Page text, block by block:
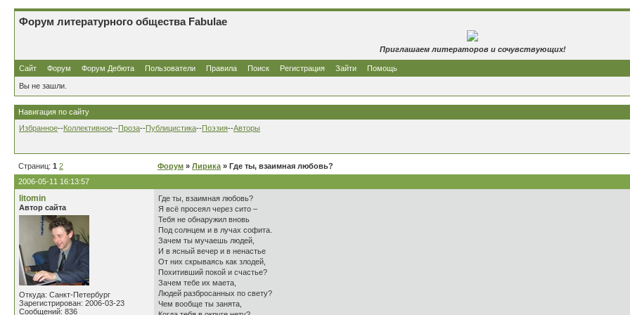
Форум литературного общества Fabulae
Приглашаем литераторов и сочувствующих!
Сайт Форум Форум Дебюта Пользователи Правила Поиск Регистрация Зайти Помощь
Вы не зашли.
Навигация по сайту
Избранное--Коллективное--Проза--Публицистика--Поэзия--Авторы
Страниц: 1 2 Форум » Лирика » Где ты, взаимная любовь?
2006-05-11 16:13:57
litomin
Автор сайта
Откуда: Санкт-Петербург
Зарегистрирован: 2006-03-23
Сообщений: 836
Где ты, взаимная любовь?
Я всё просеял через сито –
Тебя не обнаружил вновь
Под солнцем и в лучах софита.
Зачем ты мучаешь людей,
И в ясный вечер и в ненастье
От них скрываясь как злодей,
Похитивший покой и счастье?
Зачем тебе их маета,
Людей разбросанных по свету?
Чем вообще ты занята,